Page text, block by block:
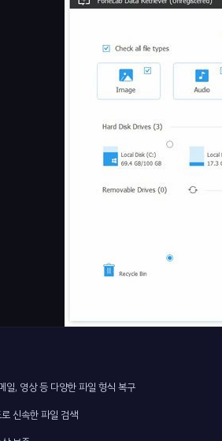
일, 영상 등 다양한 파일 형식 복구
신속한 파일 검색